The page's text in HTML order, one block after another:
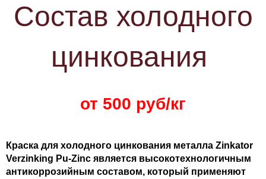
Состав холодного
цинкования
от 500 руб/кг
Краска для холодного цинкования металла Zinkator
Verzinking Pu-Zinc является высокотехнологичным
антикоррозийным составом, который применяют